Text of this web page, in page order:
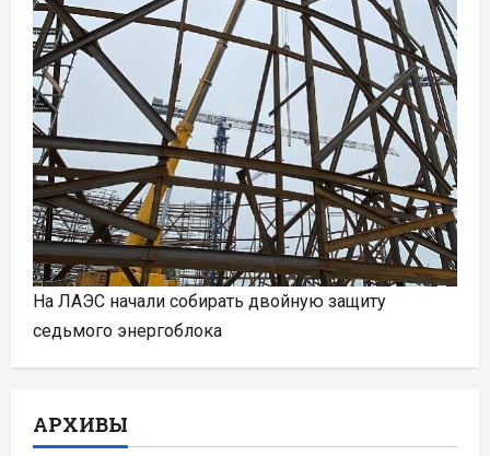
На ЛАЭС начали собирать двойную защиту
седьмого энергоблока
АРХИВЫ